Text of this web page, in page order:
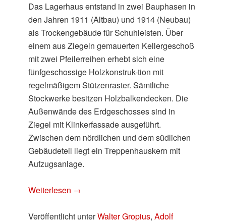
Das Lagerhaus entstand in zwei Bauphasen in
den Jahren 1911 (Altbau) und 1914 (Neubau)
als Trockengebäude für Schuhleisten. Über
einem aus Ziegeln gemauerten Kellergeschoß
mit zwei Pfeilerreihen erhebt sich eine
fünfgeschossige Holzkonstruk-tion mit
regelmäßigem Stützenraster. Sämtliche
Stockwerke besitzen Holzbalkendecken. Die
Außenwände des Erdgeschosses sind in
Ziegel mit Klinkerfassade ausgeführt.
Zwischen dem nördlichen und dem südlichen
Gebäudeteil liegt ein Treppenhauskern mit
Aufzugsanlage.
Weiterlesen →
Veröffentlicht unterWalter Gropius,Adolf